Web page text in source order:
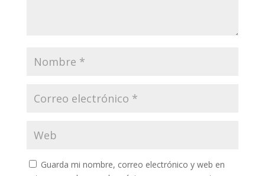
Guarda mi nombre, correo electrónico y web en